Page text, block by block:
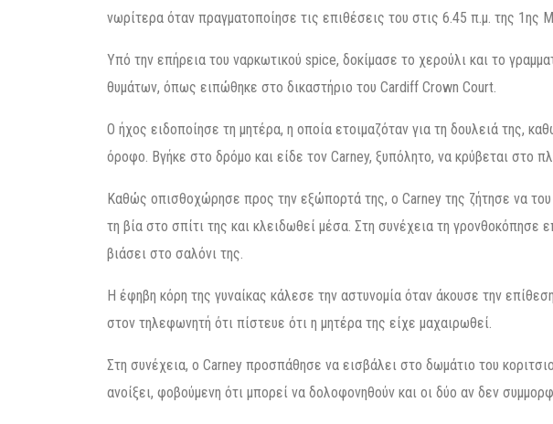
νωρίτερα όταν πραγματοποίησε τις επιθέσεις του στις 6.45 π.μ. της 1ης
Υπό την επήρεια του ναρκωτικού spice, δοκίμασε το χερούλι και το
θυμάτων, όπως ειπώθηκε στο δικαστήριο του Cardiff Crown Court.
Ο ήχος ειδοποίησε τη μητέρα, η οποία ετοιμαζόταν για τη δουλειά της,
όροφο. Βγήκε στο δρόμο και είδε τον Carney, ξυπόλητο, να κρύβεται στο
Καθώς οπισθοχώρησε προς την εξώπορτά της, ο Carney της ζήτησε να του
τη βία στο σπίτι της και κλειδωθεί μέσα. Στη συνέχεια τη γρονθοκόπησε
βιάσει στο σαλόνι της.
Η έφηβη κόρη της γυναίκας κάλεσε την αστυνομία όταν άκουσε την
στον τηλεφωνητή ότι πίστευε ότι η μητέρα της είχε μαχαιρωθεί.
Στη συνέχεια, ο Carney προσπάθησε να εισβάλει στο δωμάτιο του
ανοίξει, φοβούμενη ότι μπορεί να δολοφονηθούν και οι δύο αν δεν